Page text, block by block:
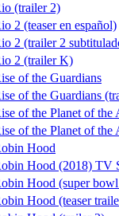
(trailer 2)
2 (teaser en español)
2 (trailer 2
2 (trailer K)
of the Guardians
of the Guardians
of the Planet of the
of the Planet of the
Hood
Hood (2018) TV
Hood (super
Hood (teaser